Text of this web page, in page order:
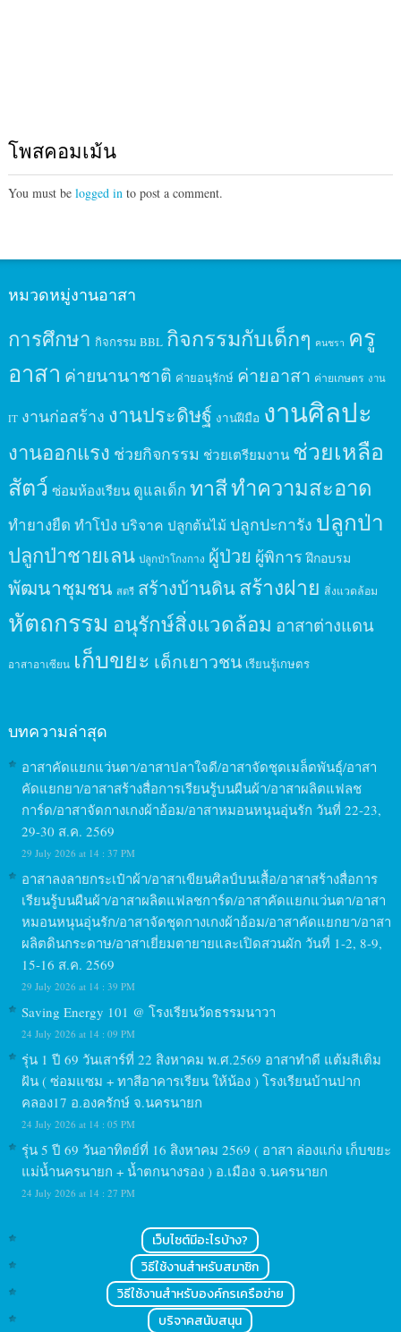
โพสคอมเม้น
You must be logged into post a comment.
หมวดหมู่งานอาสา
การศึกษา กิจกรรม BBL กิจกรรมกับเด็กๆ คนชรา ครู
อาสา ค่ายนานาชาติ ค่ายอนุรักษ์ ค่ายอาสา ค่ายเกษตร งาน
IT งานก่อสร้าง งานประดิษฐ์ งานฝีมือ งานศิลปะ
งานออกแรง ช่วยกิจกรรม ช่วยเตรียมงาน ช่วยเหลือ
สัตว์ ซ่อมห้องเรียน ดูแลเด็ก ทาสีทำความสะอาด
ทำยางยืด ทำโป่ง บริจาค ปลูกต้นไม้ ปลูกปะการัง ปลูกป่า
ปลูกป่าชายเลน ปลูกป่าโกงกาง ผู้ป่วย ผู้พิการ ฝึกอบรม
พัฒนาชุมชน สตรี สร้างบ้านดินสร้างฝาย สิ่งแวดล้อม
หัตถกรรม อนุรักษ์สิ่งแวดล้อม อาสาต่างแดน
อาสาอาเซียน เก็บขยะ เด็กเยาวชน เรียนรู้เกษตร
บทความล่าสุด
อาสาคัดแยกแว่นตา/อาสาปลาใจดี/อาสาจัดชุดเมล็ดพันธุ์/อาสา
คัดแยกยา/อาสาสร้างสื่อการเรียนรู้บนผืนผ้า/อาสาผลิตแฟลช
การ์ด/อาสาจัดกางเกงผ้าอ้อม/อาสาหมอนหนุนอุ่นรัก วันที่ 22-23,
29-30 ส.ค. 2569
29 July 2026 at 14 : 37 PM
อาสาลงลายกระเป๋าผ้า/อาสาเขียนศิลป์บนเสื้อ/อาสาสร้างสื่อการ
เรียนรู้บนผืนผ้า/อาสาผลิตแฟลชการ์ด/อาสาคัดแยกแว่นตา/อาสา
หมอนหนุนอุ่นรัก/อาสาจัดชุดกางเกงผ้าอ้อม/อาสาคัดแยกยา/อาสา
ผลิตดินกระดาษ/อาสาเยี่ยมตายายและเปิดสวนผัก วันที่ 1-2, 8-9,
15-16 ส.ค. 2569
29 July 2026 at 14 : 39 PM
Saving Energy 101 @ โรงเรียนวัดธรรมนาวา
24 July 2026 at 14 : 09 PM
รุ่น 1 ปี 69 วันเสาร์ที่ 22 สิงหาคม พ.ศ.2569 อาสาทำดี แต้มสีเติม
ฝัน ( ซ่อมแซม + ทาสีอาคารเรียน ให้น้อง ) โรงเรียนบ้านปาก
คลอง17 อ.องครักษ์ จ.นครนายก
24 July 2026 at 14 : 05 PM
รุ่น 5 ปี 69 วันอาทิตย์ที่ 16 สิงหาคม 2569 ( อาสา ล่องแก่ง เก็บขยะ
แม่น้ำนครนายก + น้ำตกนางรอง ) อ.เมือง จ.นครนายก
24 July 2026 at 14 : 27 PM
เว็บไซต์มีอะไรบ้าง?
วิธีใช้งานสำหรับสมาชิก
วิธีใช้งานสำหรับองค์กรเครือข่าย
บริจาคสนับสนุน